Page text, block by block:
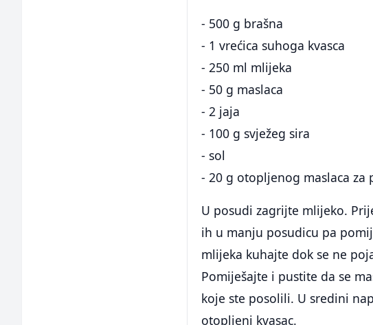
- 500 g brašna
- 1 vrećica suhoga kvasca
- 250 ml mlijeka
- 50 g maslaca
- 2 jaja
- 100 g svježeg sira
- sol
- 20 g otopljenog maslaca za
U posudi zagrijte mlijeko.
ih u manju posudicu pa
mlijeka kuhajte dok se ne
Pomiješajte i pustite da se
koje ste posolili. U sredini
otopljeni kvasac.